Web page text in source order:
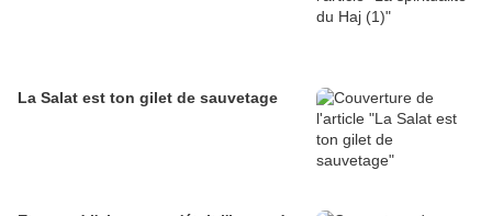
La Salat est ton gilet de sauvetage